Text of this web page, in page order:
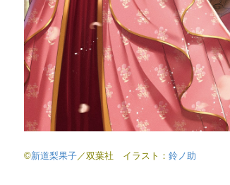
©新道梨果子／双葉社 イラスト： 鈴ノ助